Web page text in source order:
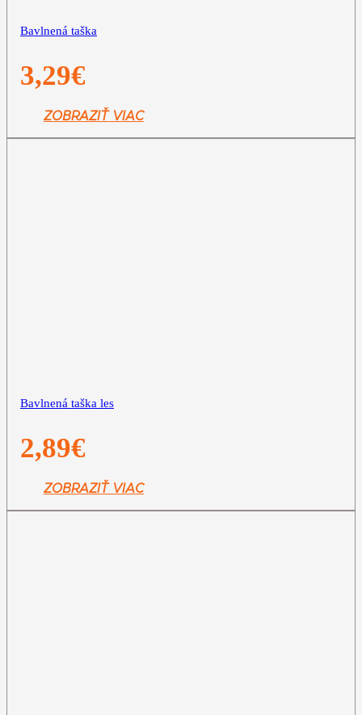
Bavlnená taška
3,29€
ZOBRAZIŤ VIAC
Bavlnená taška les
2,89€
ZOBRAZIŤ VIAC